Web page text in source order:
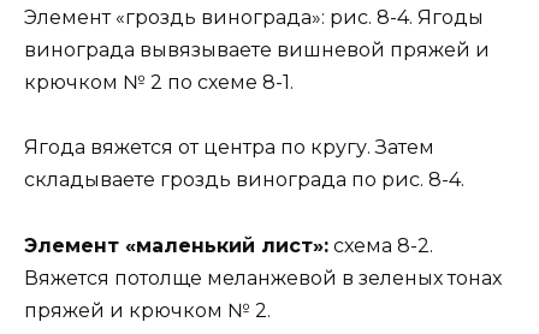
Элемент «гроздь винограда»: рис. 8-4. Ягоды
винограда вывязываете вишневой пряжей и
крючком № 2 по схеме 8-1.
Ягода вяжется от центра по кругу. Затем
складываете гроздь винограда по рис. 8-4.
Элемент «маленький лист»: схема 8-2.
Вяжется потолще меланжевой в зеленых тонах
пряжей и крючком № 2.